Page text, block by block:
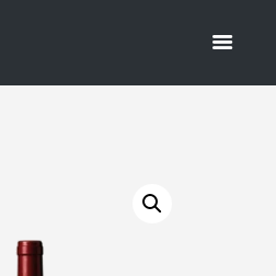
BOUTIQUE